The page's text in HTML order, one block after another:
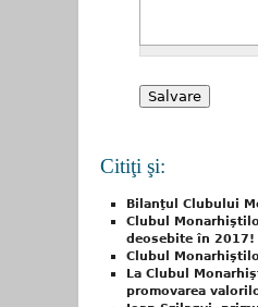
Citiţi şi:
Bilanţul Clubului
Clubul
deosebite în 2017!
Clubul
La Clubul
promovarea